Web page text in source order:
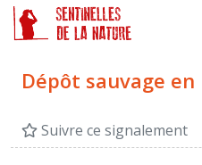
Dépôt sauvage
Suivre ce signalement
Panneau de gestion des